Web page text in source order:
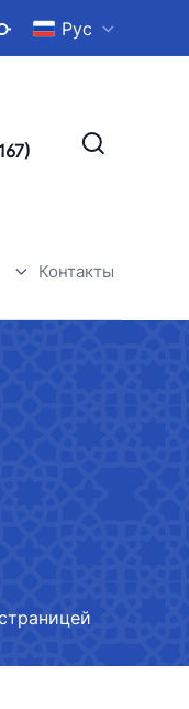
Рус
Контакты